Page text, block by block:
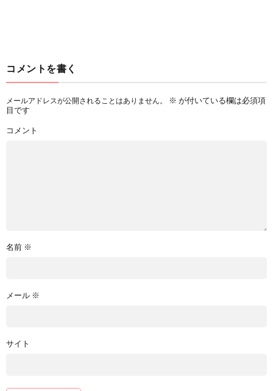
コメントを書く
メールアドレスが公開されることはありません。 ※ が付いている欄は必須項
目です
コメント
名前 ※
メール ※
サイト